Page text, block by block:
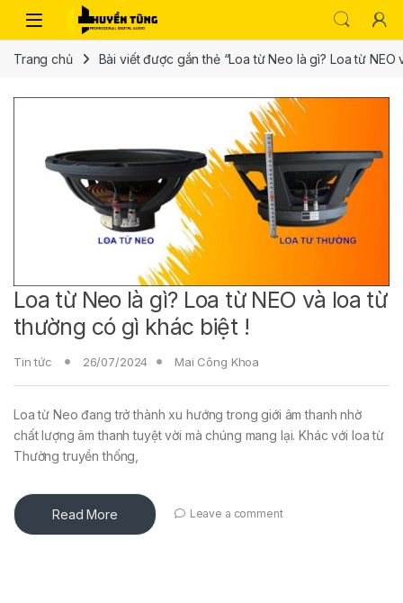
Trang chủ Bài viết được gắn thẻ “Loa từ Neo là gì? Loa từ
Loa từ Neo là gì? Loa từ NEO và loa từ
thường có gì khác biệt !
Tin tức 26/07/2024 Mai Công Khoa
Loa từ Neo đang trở thành xu hướng trong giới âm thanh nhờ
chất lượng âm thanh tuyệt vời mà chúng mang lại. Khác với loa từ
Thường truyền thống,
Read More Leave a comment